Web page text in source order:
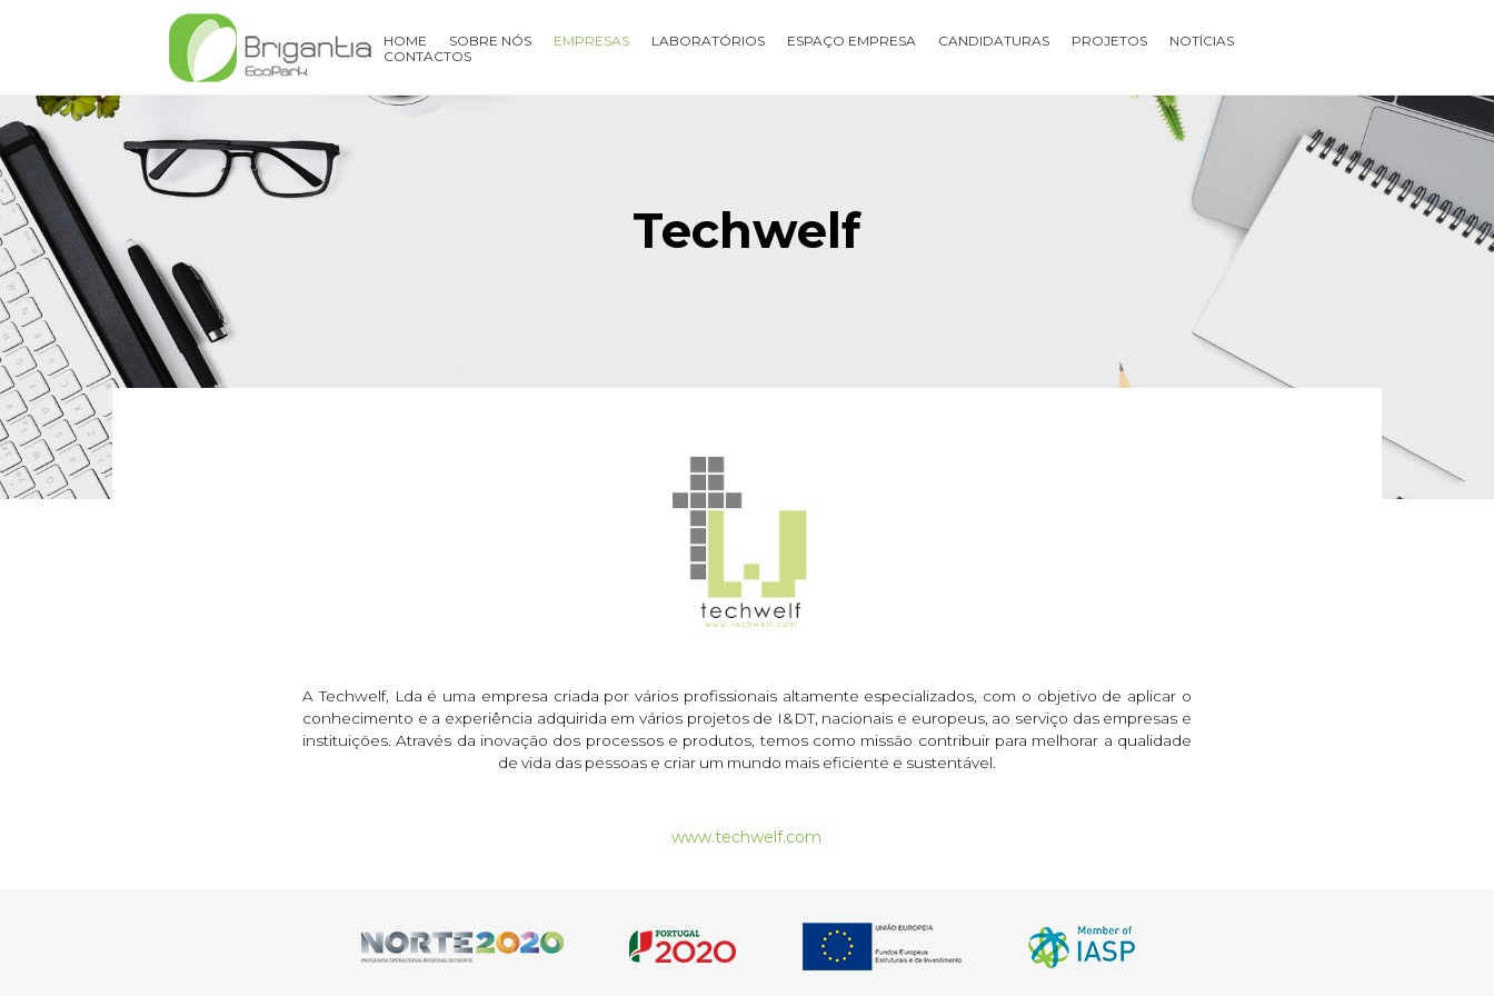
HOME SOBRE NÓS EMPRESAS LABORATÓRIOS ESPAÇO EMPRESA CANDIDATURAS PROJETOS
NOTÍCIAS
CONTACTOS
Techwelf
A Techwelf, Lda é uma empresa criada por vários profissionais altamente especializados, com o objetivo de aplicar o
conhecimento e a experiência adquirida em vários projetos de I&DT, nacionais e europeus, ao serviço das empresas e
instituições. Através da inovação dos processos e produtos, temos como missão contribuir para melhorar a qualidade
de vida das pessoas e criar um mundo mais eficiente e sustentável.
www.techwelf.com